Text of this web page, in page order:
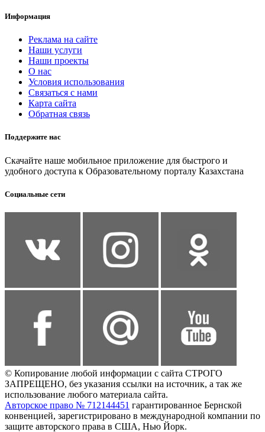
Информация
Реклама на сайте
Наши услуги
Наши проекты
О нас
Условия использования
Связаться с нами
Карта сайта
Обратная связь
Поддержите нас
Скачайте наше мобильное приложение для быстрого и
удобного доступа к Образовательному порталу Казахстана
Социальные сети
© Копирование любой информации с сайта СТРОГО
ЗАПРЕЩЕНО, без указания ссылки на источник, а так же
использование любого материала сайта.
Авторское право № 712144451 гарантированное Бернской
конвенцией, зарегистрировано в международной компании по
защите авторского права в США, Нью Йорк.